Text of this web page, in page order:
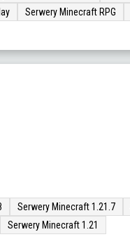
Serwery Minecraft RPG
Serwery Minecraft 1.21.7
Serwery Minecraft 1.21